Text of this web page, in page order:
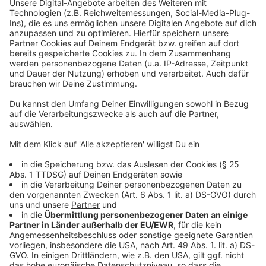
Anzeige
Wir benötigen Ihre
Zustimmung, um den YouTube
Video-Service zu laden!
Wir verwenden einen Service eines
einzubetten. Dieser Service kann
Daten zu Ihren Aktivitäten
sammeln. Bitte lesen Sie die
Details durch und stimmen Sie der
Nutzung des Service zu, um dieses
Video anzusehen.
Mehr Informationen